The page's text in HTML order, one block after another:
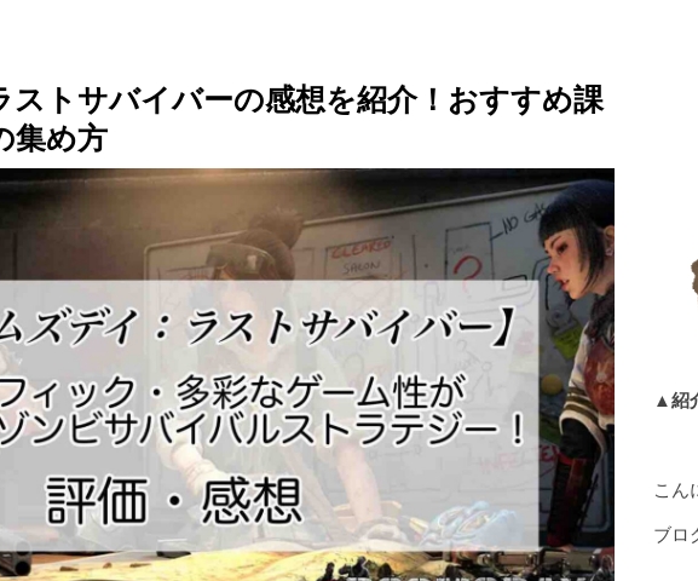
ストサバイバーの感想を紹介！おすすめ課
集め方
▲紹
こん
ブロ